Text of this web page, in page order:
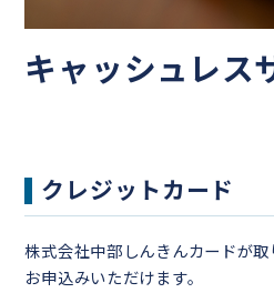
キャッシュレス
クレジットカード
株式会社中部しんきんカードが
お申込みいただけます。